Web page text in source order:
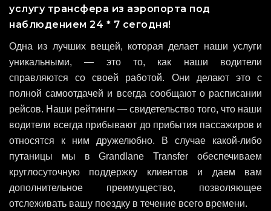
услугу трансфера из аэропорта под
наблюдением 24 * 7 сегодня!
Одна из лучших вещей, которая делает наши услуги
уникальными, — это то, как наши водители
справляются со своей работой. Они делают это с
полной самоотдачей и всегда сообщают о расписании
рейсов. Наши рейтинги — свидетельство того, что наши
водители всегда прибывают до прибытия пассажиров и
относятся к ним дружелюбно. В случае какой-либо
путаницы мы в Grandlane Transfer обеспечиваем
круглосуточную поддержку клиентов и даем вам
дополнительное преимущество, позволяющее
отслеживать вашу поездку в течение всего времени.